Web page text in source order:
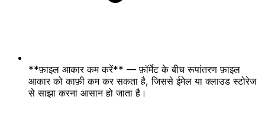
**फ़ाइल आकार कम करें** — फ़ॉर्मेट के बीच रूपांतरण फ़ाइल
आकार को काफ़ी कम कर सकता है, जिससे ईमेल या क्लाउड स्टोरेज
से साझा करना आसान हो जाता है।